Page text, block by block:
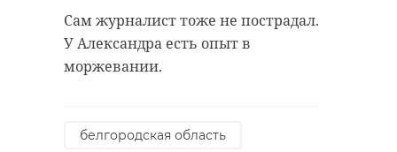
Сам журналист тоже не пострадал.
У Александра есть опыт в
моржевании.
белгородская область